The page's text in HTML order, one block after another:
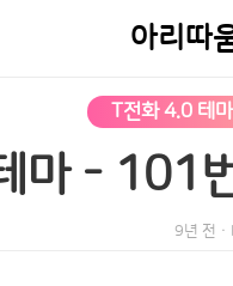
아리따
T전화 4.0 테
마 - 101
9년 전 ·